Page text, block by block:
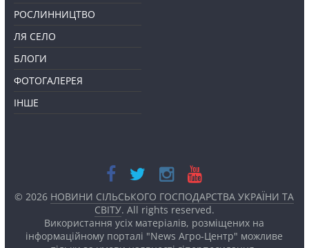
РОСЛИННИЦТВО
ЛЯ СЕЛО
БЛОГИ
ФОТОГАЛЕРЕЯ
ІНШЕ
© 2026 НОВИНИ СІЛЬСЬКОГО ГОСПОДАРСТВА УКРАЇНИ ТА
СВІТУ. All rights reserved.
Використання усіх матеріалів, розміщених на
інформаційному порталі "News Агро-Центр" можливе